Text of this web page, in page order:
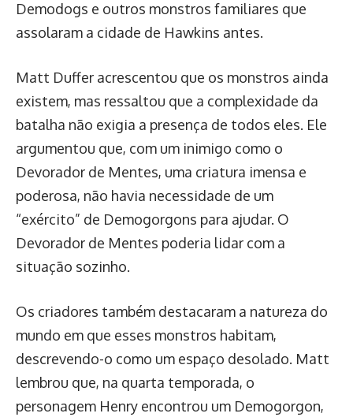
Demodogs e outros monstros familiares que
assolaram a cidade de Hawkins antes.
Matt Duffer acrescentou que os monstros ainda
existem, mas ressaltou que a complexidade da
batalha não exigia a presença de todos eles. Ele
argumentou que, com um inimigo como o
Devorador de Mentes, uma criatura imensa e
poderosa, não havia necessidade de um
“exército” de Demogorgons para ajudar. O
Devorador de Mentes poderia lidar com a
situação sozinho.
Os criadores também destacaram a natureza do
mundo em que esses monstros habitam,
descrevendo-o como um espaço desolado. Matt
lembrou que, na quarta temporada, o
personagem Henry encontrou um Demogorgon,